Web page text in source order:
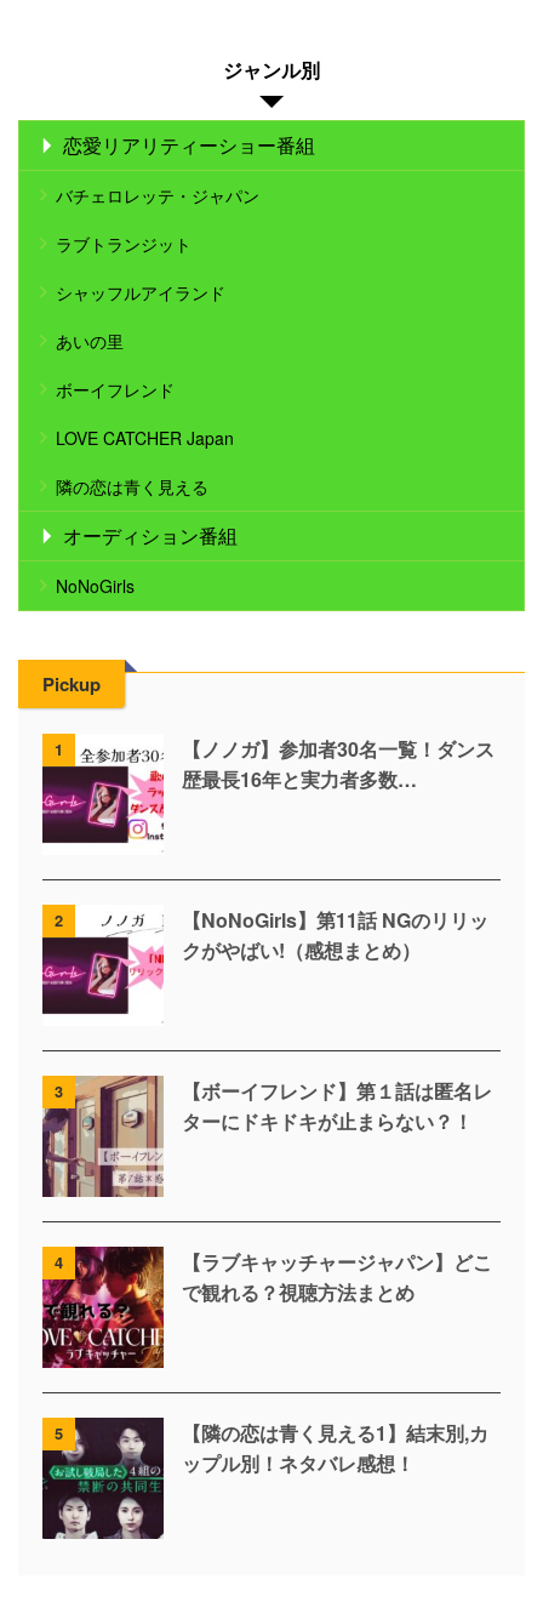
ジャンル別
恋愛リアリティーショー番組
バチェロレッテ・ジャパン
ラブトランジット
シャッフルアイランド
あいの里
ボーイフレンド
LOVE CATCHER Japan
隣の恋は青く見える
オーディション番組
NoNoGirls
Pickup
1
【ノノガ】参加者30名一覧！ダンス
歴最長16年と実力者多数…
2
【NoNoGirls】第11話 NGのリリッ
クがやばい!（感想まとめ）
3
【ボーイフレンド】第１話は匿名レ
ターにドキドキが止まらない？！
4
【ラブキャッチャージャパン】どこ
で観れる？視聴方法まとめ
5
【隣の恋は青く見える1】結末別,カ
ップル別！ネタバレ感想！